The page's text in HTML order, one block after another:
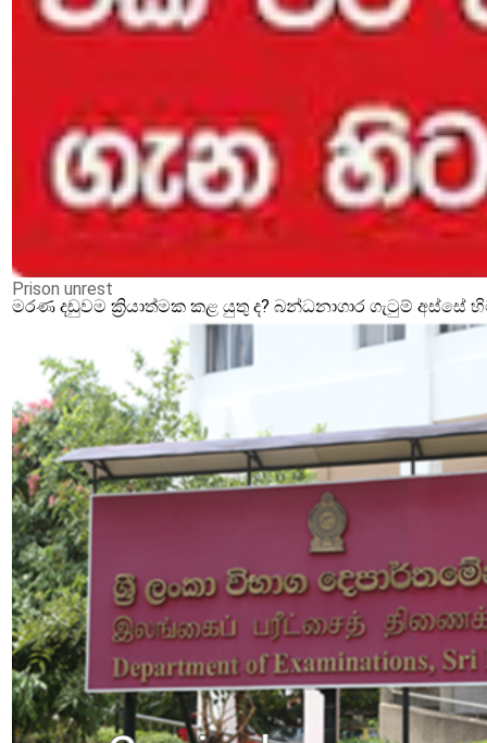
Prison unrest
මරණ දඩුවම ක්‍රියාත්මක කළ යුතු ද? බන්ධනාගාර ගැටුම්